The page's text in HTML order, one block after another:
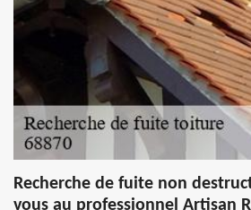
Recherche de fuite non
vous au professionnel Artisan